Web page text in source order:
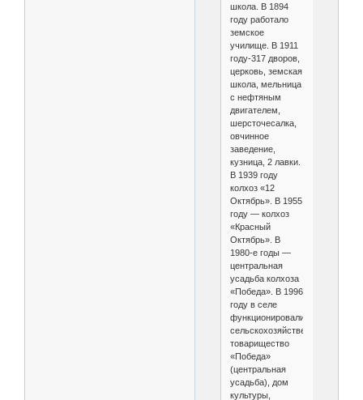
школа. В 1894
году работало
земское
училище. В 1911
году-317 дворов,
церковь, земская
школа, мельница
с нефтяным
двигателем,
шерсточесалка,
овчинное
заведение,
кузница, 2 лавки.
В 1939 году
колхоз «12
Октябрь». В 1955
году — колхоз
«Красный
Октябрь». В
1980-е годы —
центральная
усадьба колхоза
«Победа». В 1996
году в селе
функционировали
сельскохозяйственное
товарищество
«Победа»
(центральная
усадьба), дом
культуры,